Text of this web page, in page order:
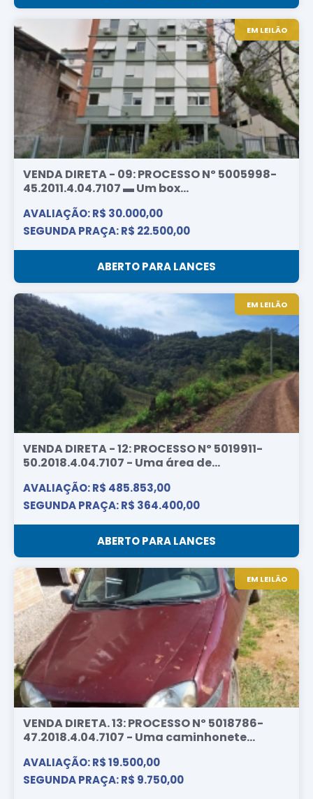
EM LEILÃO
VENDA DIRETA - 09: PROCESSO Nº 5005998-
45.2011.4.04.7107 ▬ Um box...
AVALIAÇÃO: R$ 30.000,00
SEGUNDA PRAÇA: R$ 22.500,00
ABERTO PARA LANCES
EM LEILÃO
VENDA DIRETA - 12: PROCESSO Nº 5019911-
50.2018.4.04.7107 - Uma área de...
AVALIAÇÃO: R$ 485.853,00
SEGUNDA PRAÇA: R$ 364.400,00
ABERTO PARA LANCES
EM LEILÃO
VENDA DIRETA. 13: PROCESSO Nº 5018786-
47.2018.4.04.7107 - Uma caminhonete...
AVALIAÇÃO: R$ 19.500,00
SEGUNDA PRAÇA: R$ 9.750,00